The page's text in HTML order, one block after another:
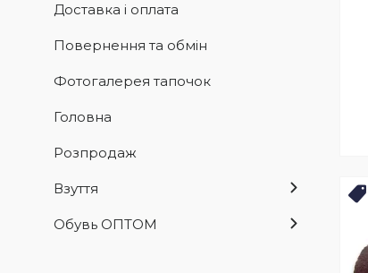
Доставка і оплата
Повернення та обмін
Фотогалерея тапочок
Головна
Розпродаж
Взуття
Обувь ОПТОМ